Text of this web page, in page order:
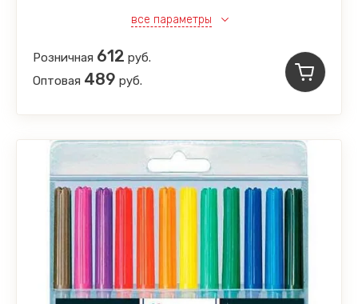
все параметры
Розничная 612 руб.
Оптовая 489 руб.